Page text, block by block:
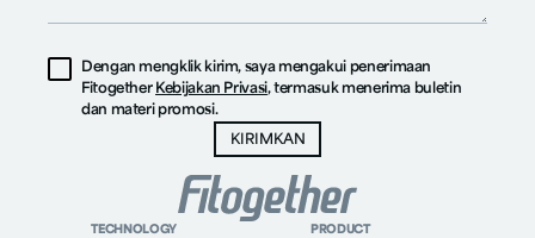
Dengan mengklik kirim, saya mengakui penerimaan
Fitogether Kebijakan Privasi, termasuk menerima buletin
dan materi promosi.
TECHNOLOGY
PRODUCT